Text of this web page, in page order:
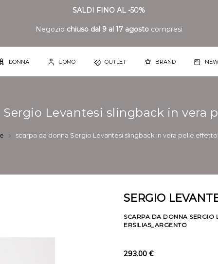
SALDI FINO AL -50%
Negozio chiuso dal 9 al 17 agosto compresi
DONNA UOMO OUTLET BRAND
Sergio Levantesi slingback in vera
scarpa da donna Sergio Levantesi slingback in vera pelle effetto
SERGIO
SCARPA DA DONNA SERGIO
ERSILIA5_ARGENTO
293.00 €